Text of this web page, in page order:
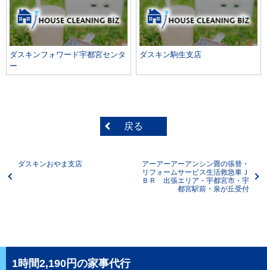
ダスキンフォワード宇都宮センタ
ー
ダスキン駒生支店
戻る
ダスキンおやま支店
アーアーアーアンシン畳の張替・
リフォームサービス生活救急車Ｊ
ＢＲ 出張エリア・宇都宮市・宇
都宮駅前・泉が丘受付
1時間2,190円の家事代行